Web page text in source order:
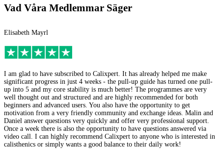
Vad Våra Medlemmar Säger
Elisabeth Mayrl
I am glad to have subscribed to Calixpert. It has already helped me make
significant progress in just 4 weeks - the pull-up guide has turned one pull-
up into 5 and my core stability is much better! The programmes are very
well thought out and structured and are highly recommended for both
beginners and advanced users. You also have the opportunity to get
motivation from a very friendly community and exchange ideas. Malin and
Daniel answer questions very quickly and offer very professional support.
Once a week there is also the opportunity to have questions answered via
video call. I can highly recommend Calixpert to anyone who is interested in
calisthenics or simply wants a good balance to their daily work!